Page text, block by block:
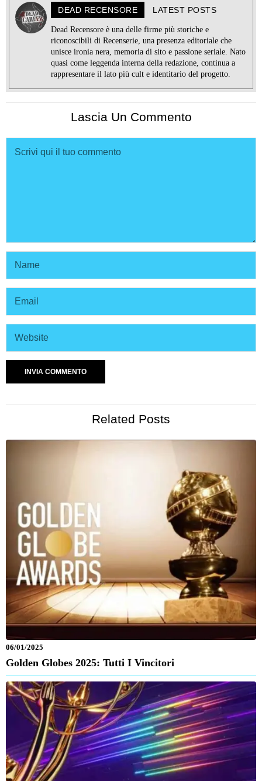
DEAD RECENSORE LATEST POSTS
Dead Recensore è una delle firme più storiche e
riconoscibili di Recenserie, una presenza editoriale che
unisce ironia nera, memoria di sito e passione seriale. Nato
quasi come leggenda interna della redazione, continua a
rappresentare il lato più cult e identitario del progetto.
Lascia Un Commento
Related Posts
06/01/2025
Golden Globes 2025: Tutti I Vincitori